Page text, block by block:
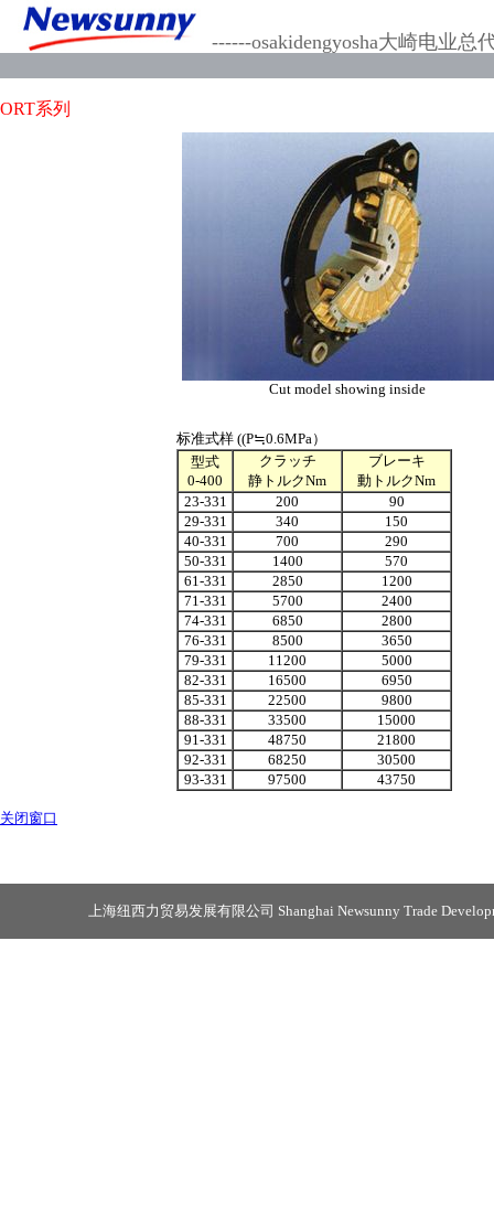
------osakidengyosha大崎电业总
ORT系列
Cut model showing inside
标准式样 ((P≒0.6MPa）
型式
0-400
クラッチ
静トルクNm
ブレーキ
動トルクNm
23-331
200
90
29-331
340
150
40-331
700
290
50-331
1400
570
61-331
2850
1200
71-331
5700
2400
74-331
6850
2800
76-331
8500
3650
79-331
11200
5000
82-331
16500
6950
85-331
22500
9800
88-331
33500
15000
91-331
48750
21800
92-331
68250
30500
93-331
97500 43750
关闭窗口
上海纽西力贸易发展有限公司 Shanghai Newsunny Trade